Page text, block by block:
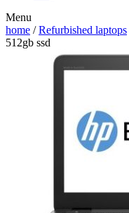
Menu
home /Refurbished laptops
512gb ssd